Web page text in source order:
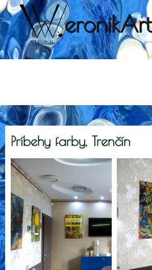
eronikArt
Príbehy farby, Trenčín